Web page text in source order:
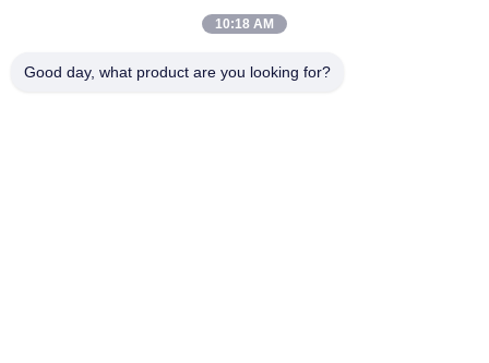
Buhur makinesi dokuma fren kaplamaları petrol kuyuları
10:18 AM
Good day, what product are you looking for?